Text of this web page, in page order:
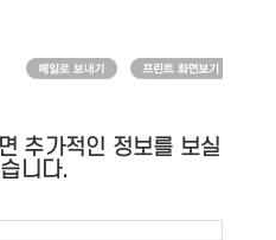
추가적인 정보를 보실
니다.